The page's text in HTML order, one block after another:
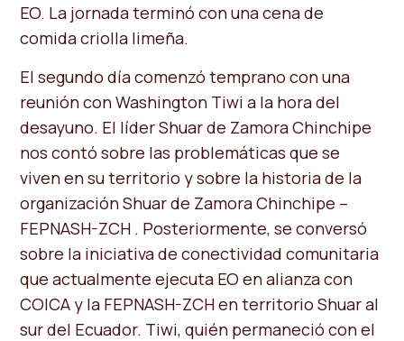
EO. La jornada terminó con una cena de
comida criolla limeña.
El segundo día comenzó temprano con una
reunión con Washington Tiwi a la hora del
desayuno. El líder Shuar de Zamora Chinchipe
nos contó sobre las problemáticas que se
viven en su territorio y sobre la historia de la
organización Shuar de Zamora Chinchipe –
FEPNASH-ZCH . Posteriormente, se conversó
sobre la iniciativa de conectividad comunitaria
que actualmente ejecuta EO en alianza con
COICA y la FEPNASH-ZCH en territorio Shuar al
sur del Ecuador. Tiwi, quién permaneció con el